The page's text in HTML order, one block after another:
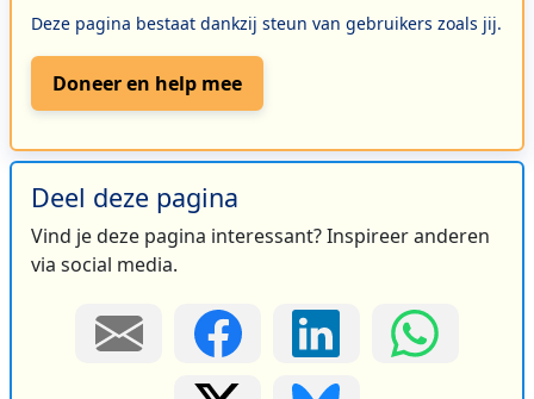
Deze pagina bestaat dankzij steun van gebruikers zoals jij.
Doneer en help mee
Deel deze pagina
Vind je deze pagina interessant? Inspireer anderen
via social media.